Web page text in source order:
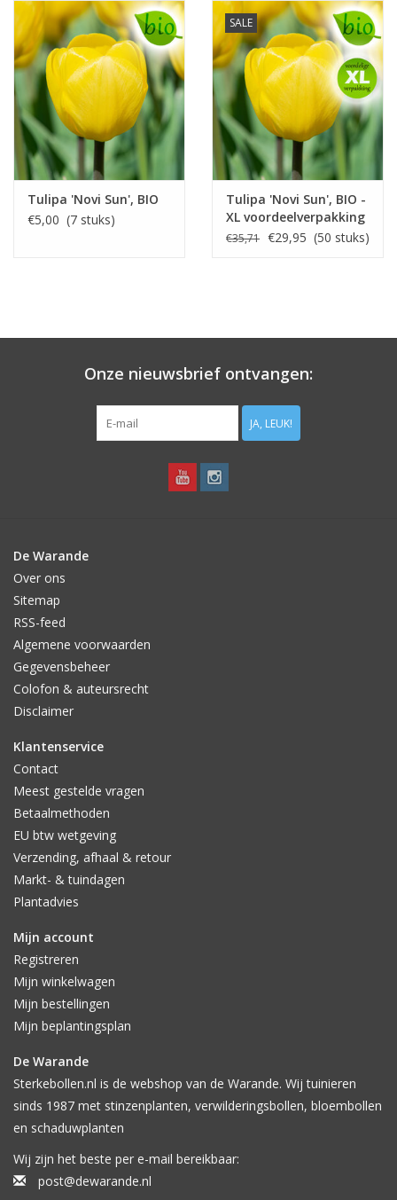
Tulipa 'Novi Sun', BIO
€5,00 (7 stuks)
SALE
Tulipa 'Novi Sun', BIO -
XL voordeelverpakking
€35,71 €29,95 (50 stuks)
Onze nieuwsbrief ontvangen:
JA, LEUK!
De Warande
Over ons
Sitemap
RSS-feed
Algemene voorwaarden
Gegevensbeheer
Colofon & auteursrecht
Disclaimer
Klantenservice
Contact
Meest gestelde vragen
Betaalmethoden
EU btw wetgeving
Verzending, afhaal & retour
Markt- & tuindagen
Plantadvies
Mijn account
Registreren
Mijn winkelwagen
Mijn bestellingen
Mijn beplantingsplan
De Warande
Sterkebollen.nl is de webshop van de Warande. Wij tuinieren
sinds 1987 met stinzenplanten, verwilderingsbollen, bloembollen
en schaduwplanten
Wij zijn het beste per e-mail bereikbaar:
post@dewarande.nl